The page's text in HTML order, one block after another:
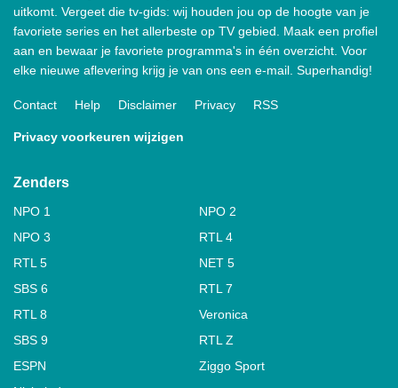
uitkomt. Vergeet die tv-gids: wij houden jou op de hoogte van je
favoriete series en het allerbeste op TV gebied. Maak een profiel
aan en bewaar je favoriete programma's in één overzicht. Voor
elke nieuwe aflevering krijg je van ons een e-mail. Superhandig!
Contact Help Disclaimer Privacy RSS
Privacy voorkeuren wijzigen
Zenders
NPO 1
NPO 2
NPO 3
RTL 4
RTL 5
NET 5
SBS 6
RTL 7
RTL 8
Veronica
SBS 9
RTL Z
ESPN
Ziggo Sport